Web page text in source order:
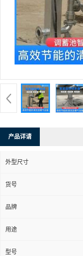
产品详请
外型尺寸
货号
品牌
用途
型号